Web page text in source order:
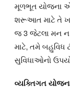
મૂળભૂત યોજના
શરૂઆત માટે તે
જ 3 જેટલા મન
માટે, તમે બહુવિધ
સુવિધાઓનો
વ્યક્તિગત